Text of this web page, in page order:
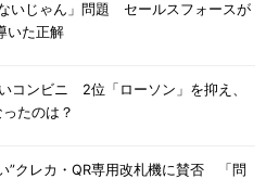
ないじゃん」問題 セールスフォースが
いた正解
コンビニ 2位「ローソン」を抑え、
たのは？
”クレカ・QR専用改札機に賛否 「問